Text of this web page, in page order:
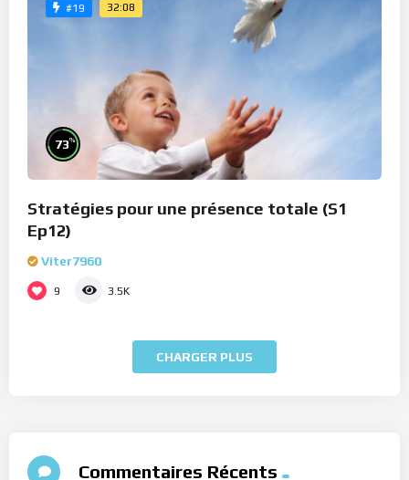
#19 32:08
73%
Stratégies pour une présence totale (S1
Ep12)
Viter7960
9 3.5K
CHARGER PLUS
Commentaires Récents